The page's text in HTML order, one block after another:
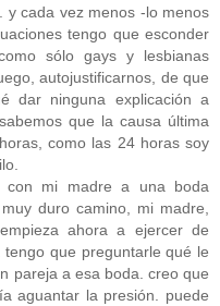
y cada vez menos -lo menos
tengo que esconder
sólo gays y lesbianas
autojustificarnos, de que
dar ninguna explicación a
que la causa última
como las 24 horas soy
con mi madre a una boda
duro camino, mi madre,
ahora a ejercer de
que preguntarle qué le
pareja a esa boda. creo que
aguantar la presión. puede